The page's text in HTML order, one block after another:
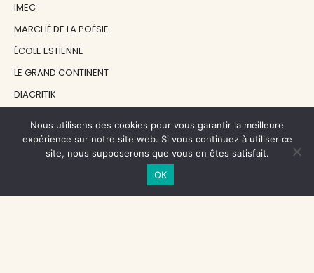
IMEC
MARCHÉ DE LA POÉSIE
ÉCOLE ESTIENNE
LE GRAND CONTINENT
DIACRITIK
NOS SOUTIENS
CENTRE NATIONAL DU LIVRE
Nous utilisons des cookies pour vous garantir la meilleure
expérience sur notre site web. Si vous continuez à utiliser ce
site, nous supposerons que vous en êtes satisfait.
OK